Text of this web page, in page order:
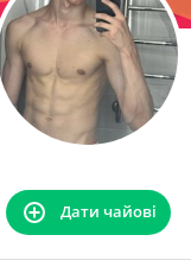
Дати чайові